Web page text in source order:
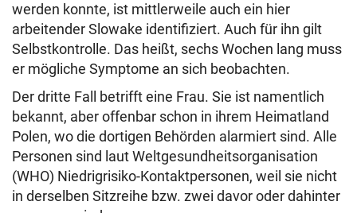
werden konnte, ist mittlerweile auch ein hier
arbeitender Slowake identifiziert. Auch für ihn gilt
Selbstkontrolle. Das heißt, sechs Wochen lang muss
er mögliche Symptome an sich beobachten.
Der dritte Fall betrifft eine Frau. Sie ist namentlich
bekannt, aber offenbar schon in ihrem Heimatland
Polen, wo die dortigen Behörden alarmiert sind. Alle
Personen sind laut Weltgesundheitsorganisation
(WHO) Niedrigrisiko-Kontaktpersonen, weil sie nicht
in derselben Sitzreihe bzw. zwei davor oder dahinter